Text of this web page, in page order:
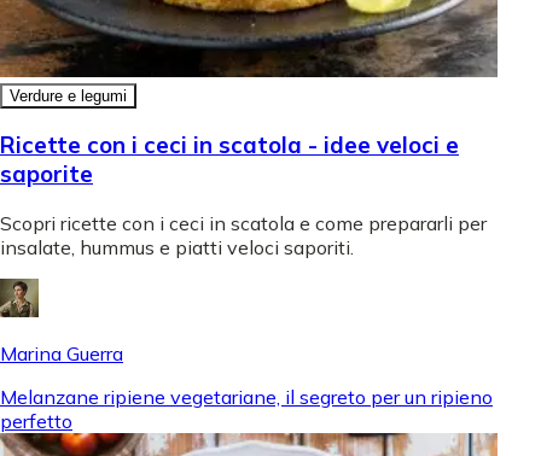
Verdure e legumi
Ricette con i ceci in scatola - idee veloci e
saporite
Scopri ricette con i ceci in scatola e come prepararli per
insalate, hummus e piatti veloci saporiti.
Marina Guerra
Melanzane ripiene vegetariane, il segreto per un ripieno
perfetto